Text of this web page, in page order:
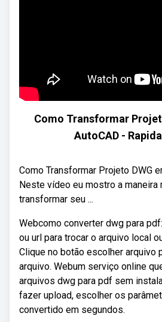
Como Transformar
AutoCAD -
Como Transformar Projeto DWG
Neste vídeo eu mostro a maneira
transformar seu ...
Webcomo converter dwg para
ou url para trocar o arquivo local
Clique no botão escolher arquivo
arquivo. Webum serviço online
arquivos dwg para pdf sem
fazer upload, escolher os
convertido em segundos.